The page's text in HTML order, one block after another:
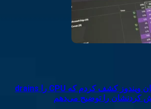
بیش از ۴۰ پردازش پنهان ویندوز کشف کردم که CPU را drains
را توضیح می‌دهم